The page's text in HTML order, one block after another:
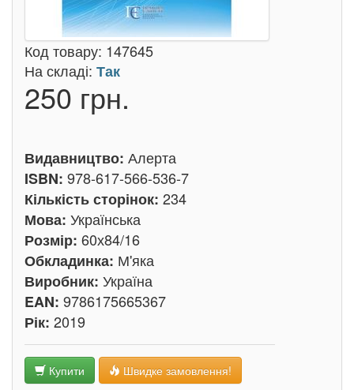
Код товару: 147645
На складі: Так
250 грн.
Видавництво: Алерта
ISBN: 978-617-566-536-7
Кількість сторінок: 234
Мова: Українська
Розмір: 60х84/16
Обкладинка: М'яка
Виробник: Україна
EAN: 9786175665367
Рік: 2019
Купити Швидке замовлення!